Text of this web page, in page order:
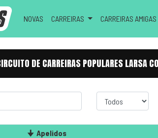
NOVAS CARREIRAS CARREIRAS AMIGAS
DE CARREIRAS POPULARES LARSA
Sexo
Apelidos